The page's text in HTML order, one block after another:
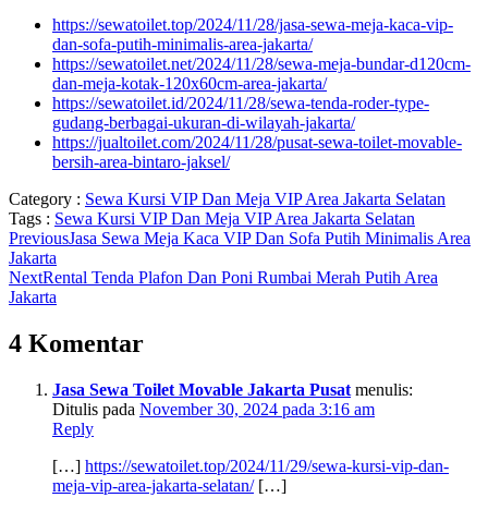
https://sewatoilet.top/2024/11/28/jasa-sewa-meja-kaca-vip-
dan-sofa-putih-minimalis-area-jakarta/
https://sewatoilet.net/2024/11/28/sewa-meja-bundar-d120cm-
dan-meja-kotak-120x60cm-area-jakarta/
https://sewatoilet.id/2024/11/28/sewa-tenda-roder-type-
gudang-berbagai-ukuran-di-wilayah-jakarta/
https://jualtoilet.com/2024/11/28/pusat-sewa-toilet-movable-
bersih-area-bintaro-jaksel/
Category : Sewa Kursi VIP Dan Meja VIP Area Jakarta Selatan
Tags : Sewa Kursi VIP Dan Meja VIP Area Jakarta Selatan
PreviousJasa Sewa Meja Kaca VIP Dan Sofa Putih Minimalis Area
Jakarta
NextRental Tenda Plafon Dan Poni Rumbai Merah Putih Area
Jakarta
4 Komentar
Jasa Sewa Toilet Movable Jakarta Pusat menulis:
Ditulis pada November 30, 2024 pada 3:16 am
Reply
[…] https://sewatoilet.top/2024/11/29/sewa-kursi-vip-dan-
meja-vip-area-jakarta-selatan/[…]